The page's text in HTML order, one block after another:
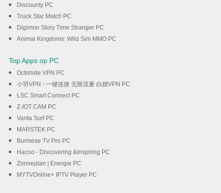
Discounty PC
Truck Star Match PC
Digimon Story Time Stranger PC
Animal Kingdoms: Wild Sim MMO PC
Top Apps op PC
Octohide VPN PC
小羽VPN - 一键连接 无限流量 白嫖VPN PC
LSC Smart Connect PC
Z-IOT CAM PC
Vanta Surf PC
MARSTEK PC
Burmese TV Pro PC
Hacoo - Discovering &Inspiring PC
Zonneplan | Energie PC
MYTVOnline+ IPTV Player PC